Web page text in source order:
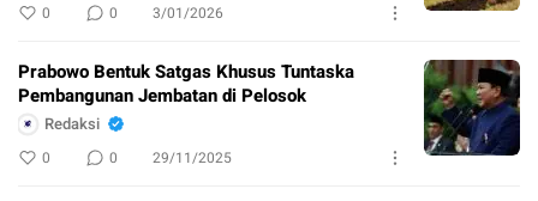
0 0 3/01/2026
Prabowo Bentuk Satgas Khusus Tuntaska
Pembangunan Jembatan di Pelosok
Redaksi
0 0 29/11/2025